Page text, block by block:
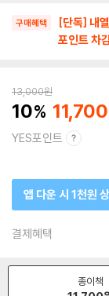
구매혜택
[단독] 내
포인트 차
13,000원
10 11,700
YES포인트
앱 다운 시 1천원
결제혜택
종이책